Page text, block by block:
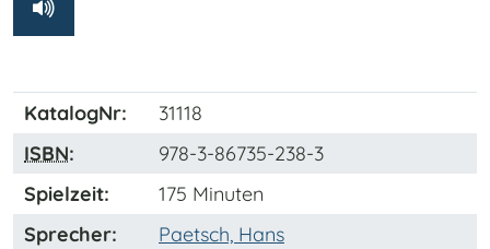
KatalogNr:
31118
ISBN:
978-3-86735-238-3
Spielzeit:
175 Minuten
Sprecher:
Paetsch, Hans